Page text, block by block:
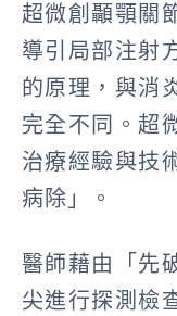
超微創顳顎關
導引局部注射
的原理，與消
完全不同。 超
治療經驗與技
病除」。
醫師藉由「先
尖進行探測檢